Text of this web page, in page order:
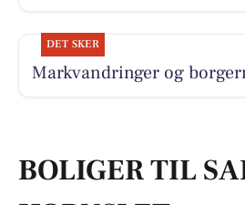
DET SKER
Markvandringer og
BOLIGER TIL